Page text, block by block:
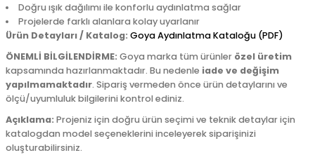
Doğru ışık dağılımı ile konforlu aydınlatma sağlar
Projelerde farklı alanlara kolay uyarlanır
Ürün Detayları / Katalog: Goya Aydınlatma Kataloğu (PDF)
ÖNEMLİ BİLGİLENDİRME: Goya marka tüm ürünler özel üretim
kapsamında hazırlanmaktadır. Bu nedenle iade ve değişim
yapılmamaktadır. Sipariş vermeden önce ürün detaylarını ve
ölçü/uyumluluk bilgilerini kontrol ediniz.
Açıklama: Projeniz için doğru ürün seçimi ve teknik detaylar için
katalogdan model seçeneklerini inceleyerek siparişinizi
oluşturabilirsiniz.